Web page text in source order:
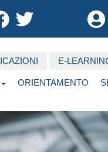
User
E-
ORIENTAMENTO